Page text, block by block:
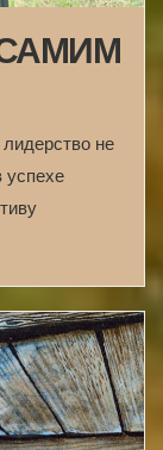
не
успехе